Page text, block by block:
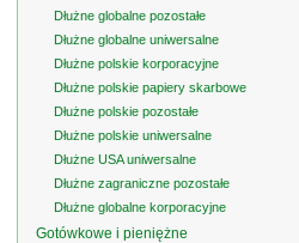
Dłużne globalne pozostałe
Dłużne globalne uniwersalne
Dłużne polskie korporacyjne
Dłużne polskie papiery skarbowe
Dłużne polskie pozostałe
Dłużne polskie uniwersalne
Dłużne USA uniwersalne
Dłużne zagraniczne pozostałe
Dłużne globalne korporacyjne
Gotówkowe i pieniężne